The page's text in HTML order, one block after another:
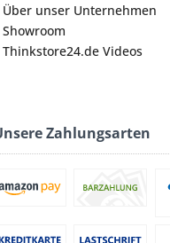
Über unser Unternehmen
Showroom
Thinkstore24.de Videos
Zahlungsarten